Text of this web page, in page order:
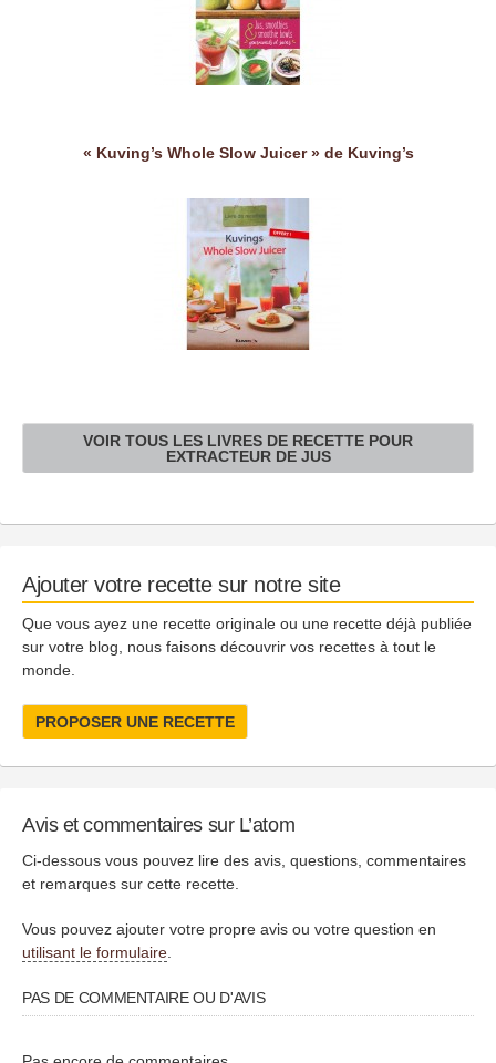
« Kuving’s Whole Slow Juicer » de Kuving’s
VOIR TOUS LES LIVRES DE RECETTE POUR
EXTRACTEUR DE JUS
Ajouter votre recette sur notre site
Que vous ayez une recette originale ou une recette déjà publiée
sur votre blog, nous faisons découvrir vos recettes à tout le
monde.
PROPOSER UNE RECETTE
Avis et commentaires sur L’atom
Ci-dessous vous pouvez lire des avis, questions, commentaires
et remarques sur cette recette.
Vous pouvez ajouter votre propre avis ou votre question en
utilisant le formulaire
PAS DE COMMENTAIRE OU D'AVIS